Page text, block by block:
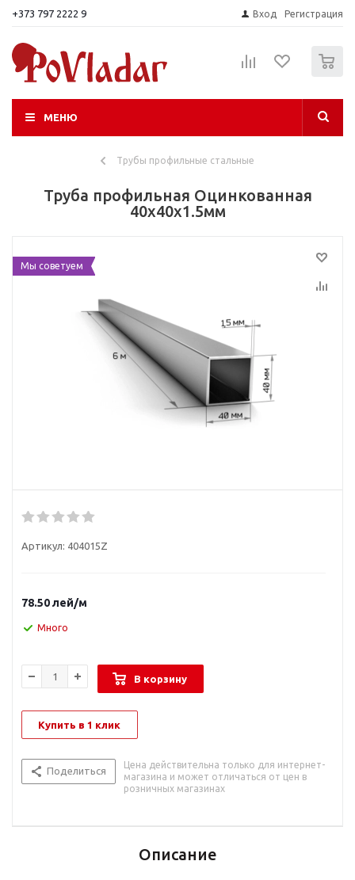
+373 797 2222 9 Вход Регистрация
МЕНЮ
Трубы профильные стальные
Труба профильная Оцинкованная
40х40х1.5мм
Мы советуем
Артикул: 404015Z
78.50лей/м
Много
В корзину
Купить в 1 клик
Поделиться
Цена действительна только для интернет-
магазина и может отличаться от цен в
розничных магазинах
Описание